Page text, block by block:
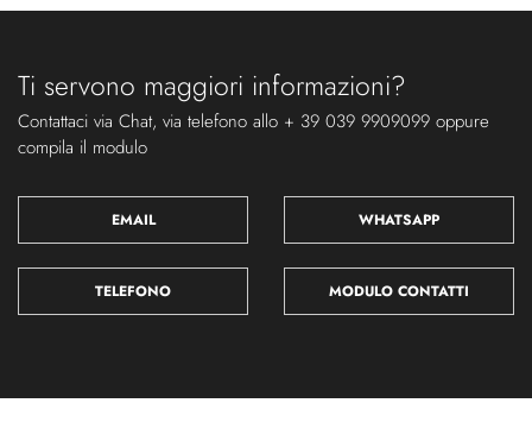
Ti servono maggiori informazioni?
Contattaci via Chat, via telefono allo + 39 039 9909099 oppure
compila il modulo
EMAIL WHATSAPP
TELEFONO MODULO CONTATTI